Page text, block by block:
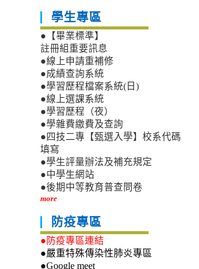
學生專區
●【畢業標準】
註冊組重要訊息
●線上申請重補修
●成績查詢系統
●學習歷程檔案系統(日)
●線上選課系統
●學習歷程（夜）
●學雜費繳費及查詢
●四技二專【甄選入學】校系代碼
填寫
●學生評量辦法及補充規定
●中學生網站
●後期中等教育普查問卷
more
防疫專區
●防疫專區連結
●嚴重特殊傳染性肺炎專區
●Google meet